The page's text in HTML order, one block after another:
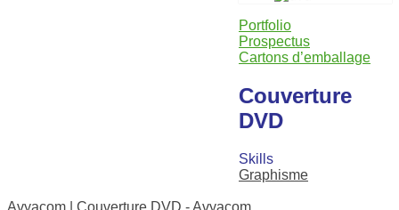
Portfolio
Prospectus
Cartons d’emballage
Couverture
DVD
Skills
Graphisme
Avyacom | Couverture DVD - Avyacom